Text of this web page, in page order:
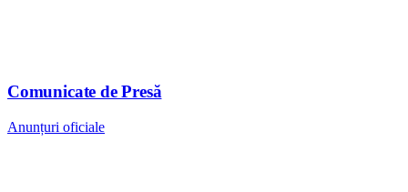
Comunicate de Presă
Anunțuri oficiale